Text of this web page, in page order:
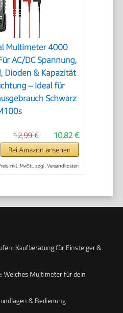
Multimeter 4000
AC/DC Spannung,
Dioden & Kapazität
– Ideal für
Schwarz
10,82 €
12,99 €
Bei Amazon ansehen
inkl. MwSt., zzgl. Versandkosten
Kaufberatung für Einsteiger &
Welches Multimeter für dein
& Bedienung